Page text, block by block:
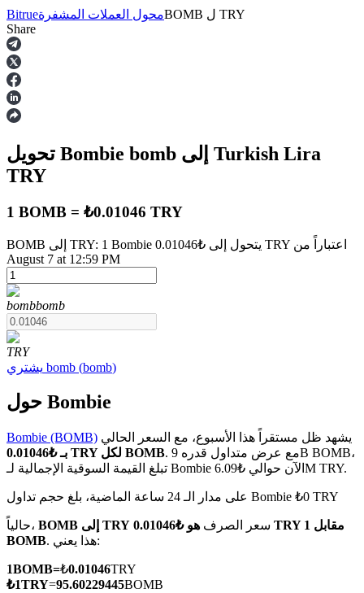
العقود الآجلة
العقود الآجلة USDT
العقود الآجلة لـ COIN-M
العقود الآجلة للعملات المشفرة
TradFi
مشتقات الأسهم والعملات الأجنبية والمعادن الثمينة والسلع
Bitrueمحول العملات المشفرةBOMB ل TRY
Share
تحويل Bombie bomb
إلى Turkish Lira
TRY
1 BOMB = ₺0.01046 TRY
BOMB إلى TRY: 1 Bombie يتحول إلى ₺0.01046 TRY اعتباراً من
August 7 at 12:59 PM
bombbomb
TRY
يشتري bomb (bomb)
حول Bombie
Bombie (BOMB) يشهد ظل مستقراً هذا الأسبوع، مع السعر الحالي
بـ ₺0.01046 TRY لكل BOMB. مع عرض متداول قدره 9B BOMB،
تبلغ القيمة السوقية الإجمالية لـ Bombie الآن حوالي ₺6.09M TRY.
على مدار الـ 24 ساعة الماضية، بلغ حجم تداول Bombie ₺0 TRY
حالياً، BOMB إلى TRY سعر الصرف
هو ₺0.01046 TRY مقابل 1
BOMB
. هذا يعني:
1BOMB=₺0.01046TRY
₺1TRY=95.60229445BOMB